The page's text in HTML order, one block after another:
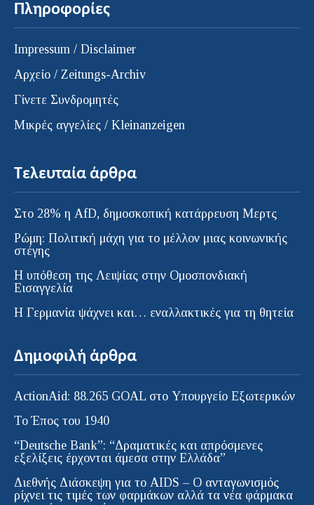
Πληροφορίες
Impressum / Disclaimer
Αρχείο / Zeitungs-Archiv
Γίνετε Συνδρομητές
Μικρές αγγελίες / Kleinanzeigen
Τελευταία άρθρα
Στο 28% η AfD, δημοσκοπική κατάρρευση Μερτς
Ρώμη: Πολιτική μάχη για το μέλλον μιας κοινωνικής
στέγης
Η υπόθεση της Λειψίας στην Ομοσπονδιακή
Εισαγγελία
H Γερμανία ψάχνει και… εναλλακτικές για τη θητεία
Δημοφιλή άρθρα
ActionAid: 88.265 GOAL στο Υπουργείο Εξωτερικών
Το Έπος του 1940
“Deutsche Bank”: “Δραματικές και απρόσμενες
εξελίξεις έρχονται άμεσα στην Ελλάδα”
Διεθνής Διάσκεψη για το AIDS – Ο ανταγωνισμός
ρίχνει τις τιμές των φαρμάκων αλλά τα νέα φάρμακα